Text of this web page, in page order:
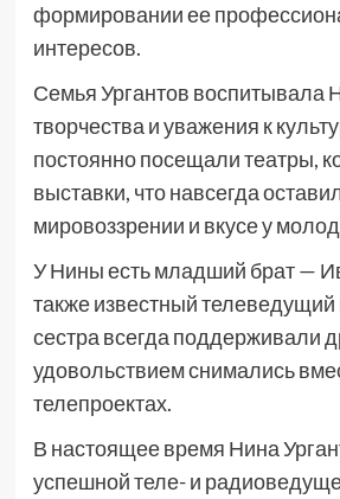
формировании ее
интересов.
Семья Ургантов воспитывала
творчества и уважения к
постоянно посещали театры,
выставки, что навсегда
мировоззрении и вкусе у
У Нины есть младший брат —
также известный телеведущий
сестра всегда поддерживали
удовольствием снимались
телепроектах.
В настоящее время Нина
успешной теле- и